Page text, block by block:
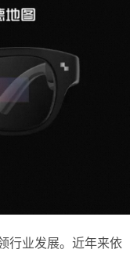
行业发展。近年来依